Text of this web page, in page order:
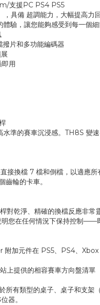
支援PC PS4 PS5
具備 超調能力，大幅提高力
驗，讓您能夠感受到每一個細
片和多功能編碼器
用
水準的賽車沉浸感。TH8S
接換檔 7 檔和倒檔，以適應所
齒輪的卡車。
對乾淨、精確的換檔反應非常靈
您在任何情況下保持控制——
加元件在 PS5、PS4、
上提供的相容賽車方向盤清單
有類型的桌子、桌子和支架
器。